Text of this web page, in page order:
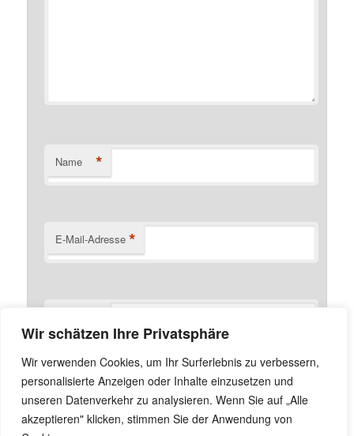
Wir schätzen Ihre Privatsphäre
Wir verwenden Cookies, um Ihr Surferlebnis zu verbessern,
personalisierte Anzeigen oder Inhalte einzusetzen und
unseren Datenverkehr zu analysieren. Wenn Sie auf „Alle
akzeptieren" klicken, stimmen Sie der Anwendung von
Name *
E-Mail-Adresse *
Name, E-Mail-Adresse und Website in diesem Browser
für meinen nächsten Kommentar speichern.